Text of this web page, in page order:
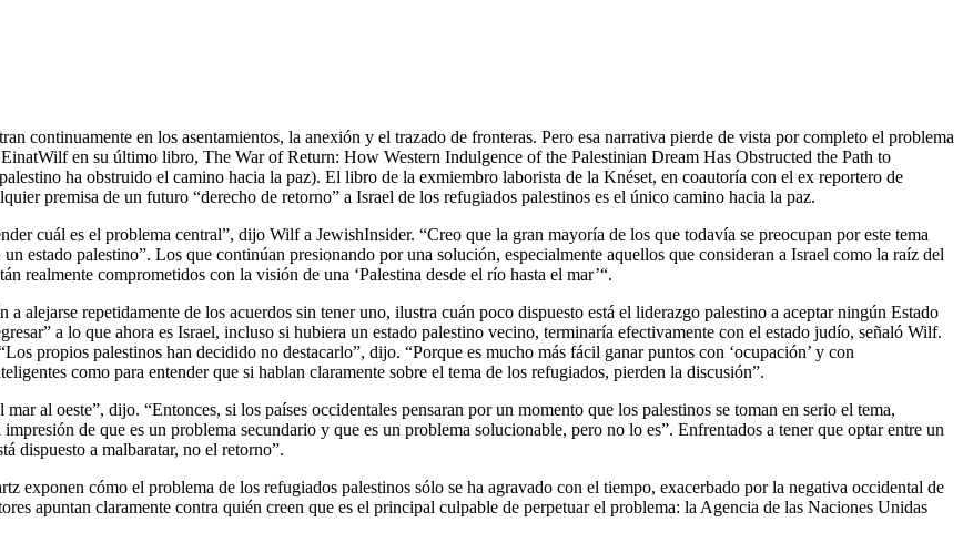
continuamente en los asentamientos, la anexión y el trazado de fronteras. Pero esa narrativa pierde de vista por completo el problema
en su último libro, The War of Return: How Western Indulgence of the Palestinian Dream Has Obstructed the Path to
ha obstruido el camino hacia la paz). El libro de la exmiembro laborista de la Knéset, en coautoría con el ex reportero de
premisa de un futuro “derecho de retorno” a Israel de los refugiados palestinos es el único camino hacia la paz.
cuál es el problema central”, dijo Wilf a JewishInsider. “Creo que la gran mayoría de los que todavía se preocupan por este tema
estado palestino”. Los que continúan presionando por una solución, especialmente aquellos que consideran a Israel como la raíz del
realmente comprometidos con la visión de una ‘Palestina desde el río hasta el mar’“.
alejarse repetidamente de los acuerdos sin tener uno, ilustra cuán poco dispuesto está el liderazgo palestino a aceptar ningún Estado
a lo que ahora es Israel, incluso si hubiera un estado palestino vecino, terminaría efectivamente con el estado judío, señaló Wilf.
propios palestinos han decidido no destacarlo”, dijo. “Porque es mucho más fácil ganar puntos con ‘ocupación’ y con
como para entender que si hablan claramente sobre el tema de los refugiados, pierden la discusión”.
al oeste”, dijo. “Entonces, si los países occidentales pensaran por un momento que los palestinos se toman en serio el tema,
de que es un problema secundario y que es un problema solucionable, pero no lo es”. Enfrentados a tener que optar entre un
dispuesto a malbaratar, no el retorno”.
exponen cómo el problema de los refugiados palestinos sólo se ha agravado con el tiempo, exacerbado por la negativa occidental de
apuntan claramente contra quién creen que es el principal culpable de perpetuar el problema: la Agencia de las Naciones Unidas